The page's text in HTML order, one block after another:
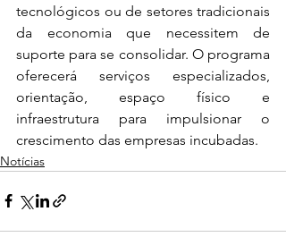
tecnológicos ou de setores tradicionais
da economia que necessitem de
suporte para se consolidar. O programa
oferecerá serviços especializados,
orientação, espaço físico e
infraestrutura para impulsionar o
crescimento das empresas incubadas.
Notícias